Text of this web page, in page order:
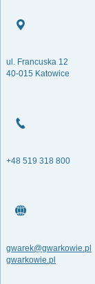
ul. Francuska 12
40-015 Katowice
+48 519 318 800
gwarek@gwarkowie.pl
gwarkowie.pl